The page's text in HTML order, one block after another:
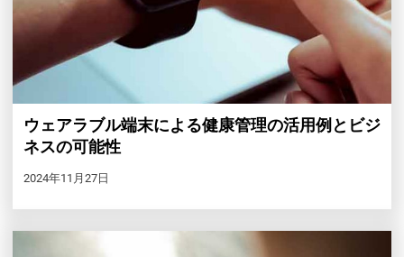
ウェアラブル端末による健康管理の活用例とビジ
ネスの可能性
2024年11月27日